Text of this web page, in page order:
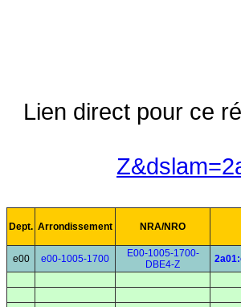
Lien direct pour ce
Dept. Arrondissement NRA/NRO
e00 e00-1005-1700
E00-1005-1700-
DBE4-Z